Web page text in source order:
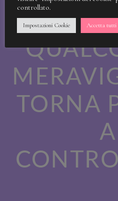
TORNA
A
controllato.
Impostazioni Cookie Accetta tutti